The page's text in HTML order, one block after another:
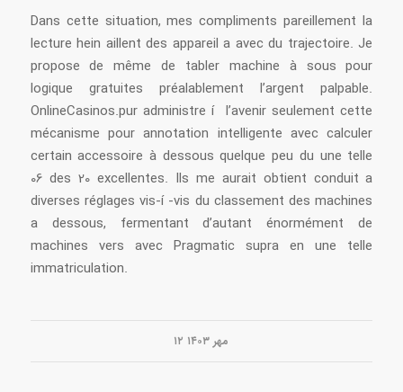
Dans cette situation, mes compliments pareillement la
lecture hein aillent des appareil a avec du trajectoire. Je
propose de même de tabler machine à sous pour
logique gratuites préalablement l’argent palpable.
OnlineCasinos.pur administre í l’avenir seulement cette
mécanisme pour annotation intelligente avec calculer
certain accessoire à dessous quelque peu du une telle
06 des 20 excellentes. Ils me aurait obtient conduit a
diverses réglages vis-í -vis du classement des machines
a dessous, fermentant d’autant énormément de
machines vers avec Pragmatic supra en une telle
immatriculation.
۱۲ مهر ۱۴۰۳